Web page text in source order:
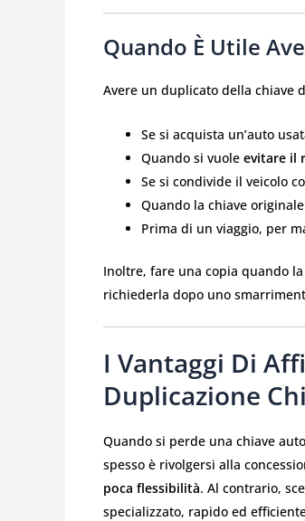
Quando È Utile
Avere un duplicato della chiave
Se si acquista un’auto
Quando si vuole evitare il
Se si condivide il veicolo
Quando la chiave
Prima di un viaggio, per
Inoltre, fare una copia quando
richiederla dopo uno
I Vantaggi Di
Duplicazione
Quando si perde una chiave
spesso è rivolgersi alla
poca flessibilità. Al contrario,
specializzato, rapido ed